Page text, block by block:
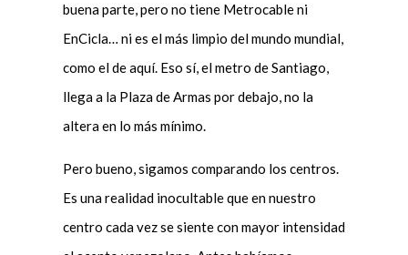
buena parte, pero no tiene Metrocable ni
EnCicla… ni es el más limpio del mundo mundial,
como el de aquí. Eso sí, el metro de Santiago,
llega a la Plaza de Armas por debajo, no la
altera en lo más mínimo.
Pero bueno, sigamos comparando los centros.
Es una realidad inocultable que en nuestro
centro cada vez se siente con mayor intensidad